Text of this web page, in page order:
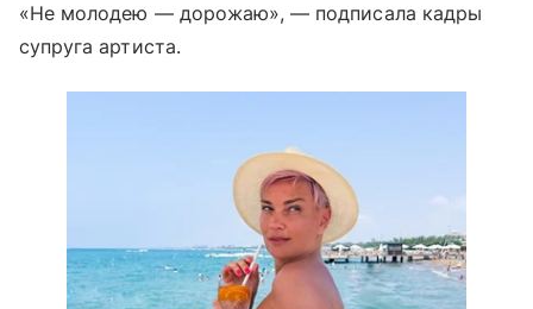
«Не молодею — дорожаю», — подписала кадры
супруга артиста.